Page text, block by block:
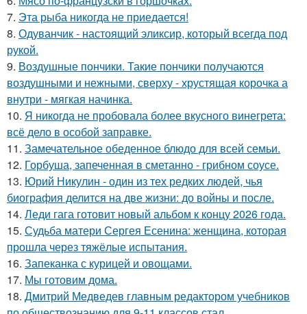
7. Эта рыба никогда не приедается!
8. Одуванчик - настоящий эликсир, который всегда под
рукой.
9. Воздушные пончики. Такие пончики получаются
воздушными и нежными, сверху - хрустящая корочка а
внутри - мягкая начинка.
10. Я никогда не пробовала более вкусного винегрета:
всё дело в особой заправке.
11. Замечательное обеденное блюдо для всей семьи.
12. Горбуша, запеченная в сметанно - грибном соусе.
13. Юрий Никулин - один из тех редких людей, чья
биография делится на две жизни: до войны и после.
14. Леди гага готовит новый альбом к концу 2026 года.
15. Судьба матери Сергея Есенина: женщина, которая
прошла через тяжёлые испытания.
16. Запеканка с курицей и овощами.
17. Мы готовим дома.
18. Дмитрий Медведев главным редактором учебников